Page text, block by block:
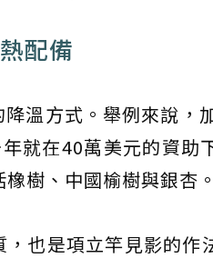
配備
溫方式。舉例來說
就在40萬美元的資助
樹、中國榆樹與銀杏。
也是項立竿見影的作